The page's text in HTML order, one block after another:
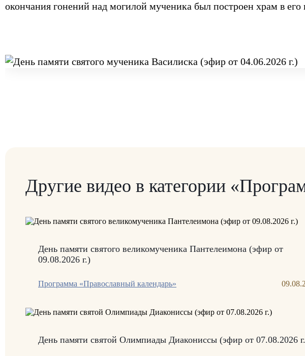
окончания гонений над могилой мученика был построен храм в его
Другие видео в категории
День памяти святого великомученика Пантелеимона (эфир от
09.08.2026 г.)
Программа «Православный календарь»
День памяти святой Олимпиады Диакониссы (эфир от 07.08.2026